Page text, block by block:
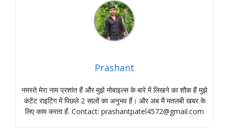
Prashant
नमस्‍ते मेरा नाम प्रशांत हैं और मुझे मोबाइल्‍स के बारे में लिखने का शौक हैं मुझे
कंटेंट राइटिंग में पिछले 2 सालों का अनुभव हैं। और अब मैं मतलबी खबर के
लिए काम करता हँ. Contact: prashantpatel4572@gmail.com